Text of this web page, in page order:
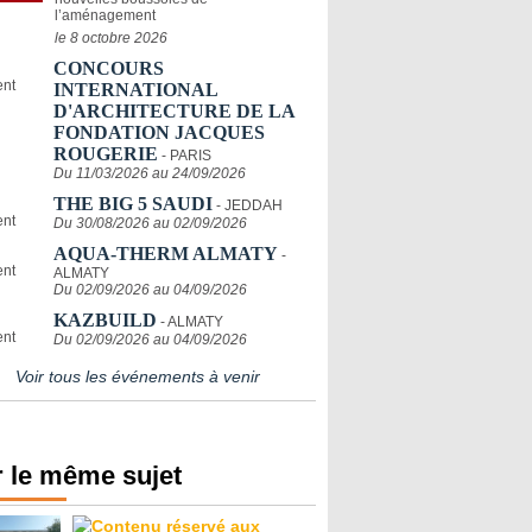
l’aménagement
le 8 octobre 2026
CONCOURS
INTERNATIONAL
D'ARCHITECTURE DE LA
FONDATION JACQUES
ROUGERIE - PARIS
Du 11/03/2026 au 24/09/2026
THE BIG 5 SAUDI - JEDDAH
Du 30/08/2026 au 02/09/2026
AQUA-THERM ALMATY -
ALMATY
Du 02/09/2026 au 04/09/2026
KAZBUILD - ALMATY
Du 02/09/2026 au 04/09/2026
Voir tous les événements à venir
le même sujet